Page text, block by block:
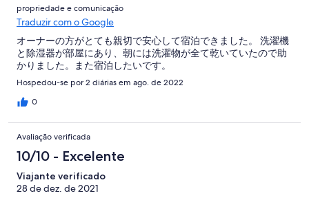
propriedade e comunicação
Traduzir com o Google
オーナーの方がとても親切で安心して宿泊できました。 洗濯機
と除湿器が部屋にあり、朝には洗濯物が全て乾いていたので助
かりました。また宿泊したいです。
Hospedou-se por 2 diárias em ago. de 2022
0
Avaliação verificada
10/10 - Excelente
Viajante verificado
28 de dez. de 2021